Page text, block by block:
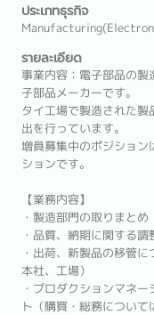
ประเภทธุรกิจ
รายละเอียด
事業内容：電子部品の
子部品メーカーです。
タイ工場で製造された
出を行っています。
増員募集中のポジショ
ションです。
【業務内容】
・製造部門の取りまとめ
・品質、納期に関する調
・出荷、新製品の移管
本社、工場）
・プロダクションマネ
ト（購買・総務について